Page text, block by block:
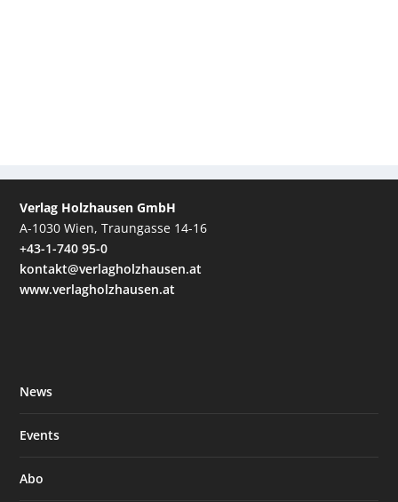
Verlag Holzhausen GmbH
A-1030 Wien, Traungasse 14-16
+43-1-740 95-0
kontakt@verlagholzhausen.at
www.verlagholzhausen.at
News
Events
Abo